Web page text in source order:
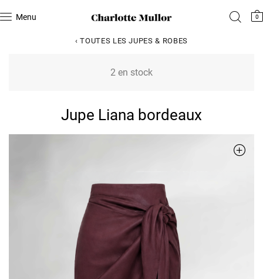
Menu 0
‹ TOUTES LES JUPES & ROBES
Jupe Liana bordeaux
2 en stock